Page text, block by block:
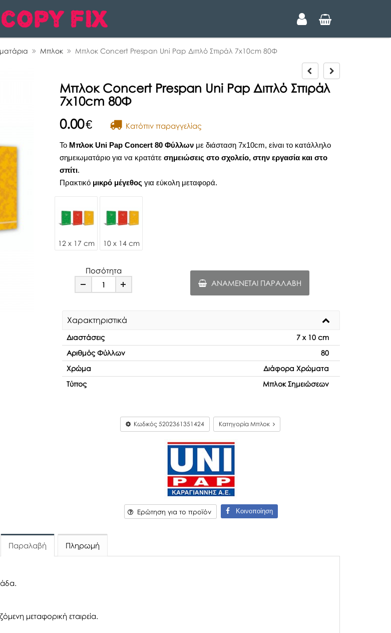
Μπλοκ Μπλοκ Concert Prespan Uni Pap Διπλό Σπιράλ 7x10cm 80Φ
P
r
e
s
e
Μπλοκ Concert Prespan Uni Pap Διπλό Σπιράλ
7x10cm 80Φ
0.00€ Kατόπιν παραγγελίας
Το Μπλοκ Uni Pap Concert 80 Φύλλων με διάσταση 7x10cm, είναι το κατάλληλο
σημειωματάριο για να κρατάτε σημειώσεις στο σχολείο, στην εργασία και στο
σπίτι.
Πρακτικό μικρό μέγεθος για εύκολη μεταφορά.
12 x 17 cm 10 x 14 cm
Ποσότητα
Plus
ΑΝΑΜΈΝΕΤΑΙ ΠΑΡΑΛΑΒΉ
Χαρακτηριστικά
Διαστάσεις
7 x 10 cm
Αριθμός Φύλλων
80
Χρώμα
Διάφορα Χρώματα
Τύπος
Μπλοκ Σημειώσεων
Κωδικός 5202361351424 Κατηγορία Μπλοκ
Ερώτηση για το προϊόν Κοινοποίηση
Παραλαβή Πληρωμή
μεταφορική εταιρεία.